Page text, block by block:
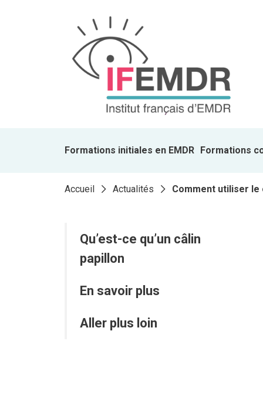
Formations initiales en EMDR Formations
Accueil Actualités Comment utiliser le
Qu’est-ce qu’un câlin
papillon
En savoir plus
Aller plus loin